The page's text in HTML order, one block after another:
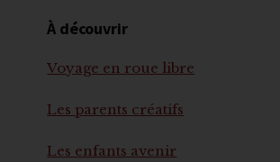
À découvrir
Voyage en roue libre
Les parents créatifs
Les enfants avenir